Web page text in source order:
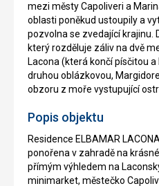
mezi městy Capoliveri a
oblasti poněkud ustoupily a
pozvolna se zvedající krajinu.
který rozděluje záliv na dvě
Lacona (která končí písčitou
druhou oblázkovou,
obzoru z moře vystupující
Popis objektu
Residence ELBAMAR
ponořena v zahradě na
přímým výhledem na
minimarket, městečko